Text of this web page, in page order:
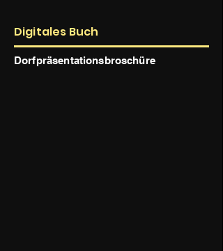
Digitales Buch
Dorfpräsentationsbroschüre